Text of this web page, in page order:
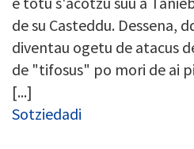
de su Casteddu. Dessena,
diventau ogetu de atacus
de "tifosus" po mori de ai
[...]
Sotziedadi